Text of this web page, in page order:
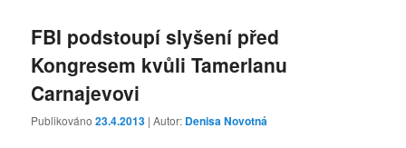
FBI podstoupí slyšení před
Kongresem kvůli Tamerlanu
Carnajevovi
Publikováno23.4.2013 | Autor: Denisa Novotná